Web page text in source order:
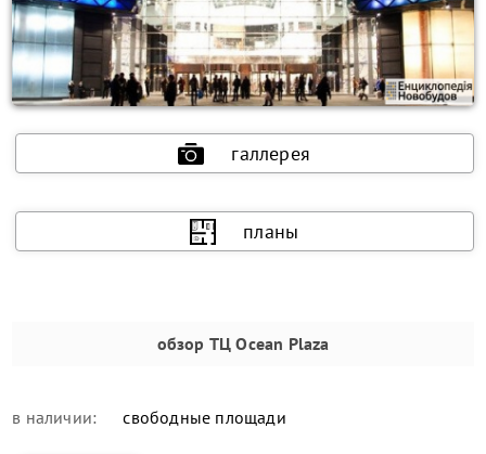
галлерея
планы
обзор ТЦ Ocean Plaza
в наличии: свободные площади